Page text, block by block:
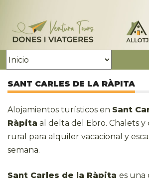
SANT CARLES DE LA RÀPITA
Alojamientos turísticos en Sant
Ràpita al delta del Ebro. Chalets y
rural para alquiler vacacional y
semana.
Sant Carles de la Ràpita es una